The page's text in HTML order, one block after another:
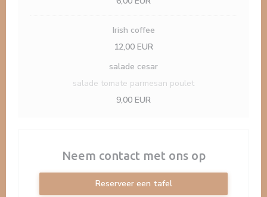
Irish coffee
12,00 EUR
salade cesar
salade tomate parmesan poulet
9,00 EUR
Neem contact met ons op
Reserveer een tafel